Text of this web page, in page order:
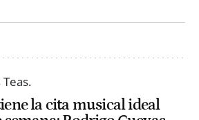
la cita musical ideal